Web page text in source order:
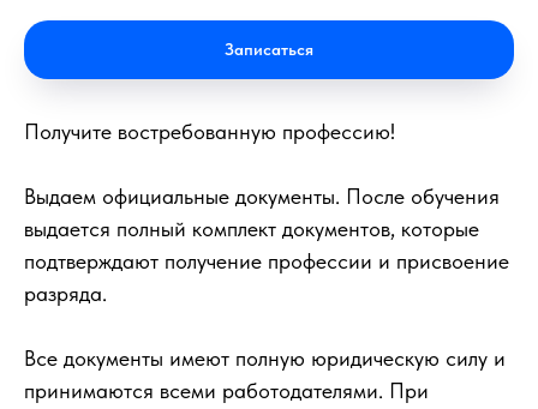
Записаться
Получите востребованную профессию!
Выдаем официальные документы. После обучения
выдается полный комплект документов, которые
подтверждают получение профессии и присвоение
разряда.
Все документы имеют полную юридическую силу и
принимаются всеми работодателями. При